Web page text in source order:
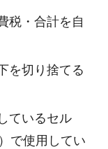
税・合計を自
を切り捨てる
ているセル
で使用してい